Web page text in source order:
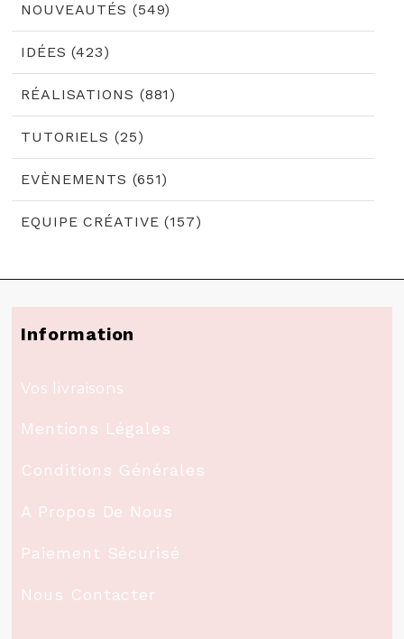
NOUVEAUTÉS (549)
IDÉES (423)
RÉALISATIONS (881)
TUTORIELS (25)
EVÈNEMENTS (651)
EQUIPE CRÉATIVE (157)
Information
Vos livraisons
Mentions Légales
Conditions Générales
A Propos De Nous
Paiement Sécurisé
Nous Contacter